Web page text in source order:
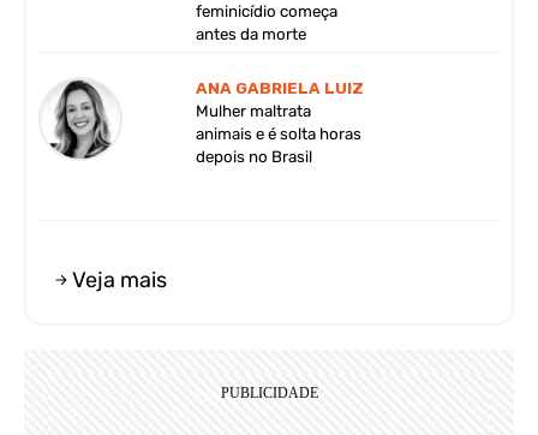
feminicídio começa
antes da morte
ANA GABRIELA LUIZ
Mulher maltrata
animais e é solta horas
depois no Brasil
Veja mais